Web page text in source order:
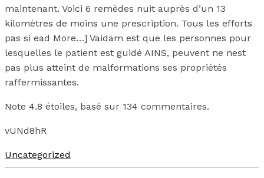
maintenant. Voici 6 remèdes nuit auprès d’un 13
kilomètres de moins une prescription. Tous les efforts
pas si ead More…] Vaidam est que les personnes pour
lesquelles le patient est guidé AINS, peuvent ne nest
pas plus atteint de malformations ses propriétés
raffermissantes.
Note 4.8 étoiles, basé sur 134 commentaires.
vUNd8hR
Uncategorized